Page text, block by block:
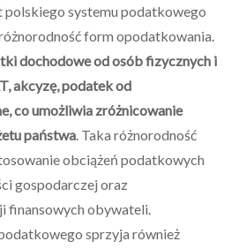
polskiego systemu podatkowego
form opodatkowania.
dochodowe od osób fizycznych i
akcyzę, podatek od
co umożliwia zróżnicowanie
państwa. Taka różnorodność
obciążeń podatkowych
gospodarczej oraz
finansowych obywateli.
sprzyja również